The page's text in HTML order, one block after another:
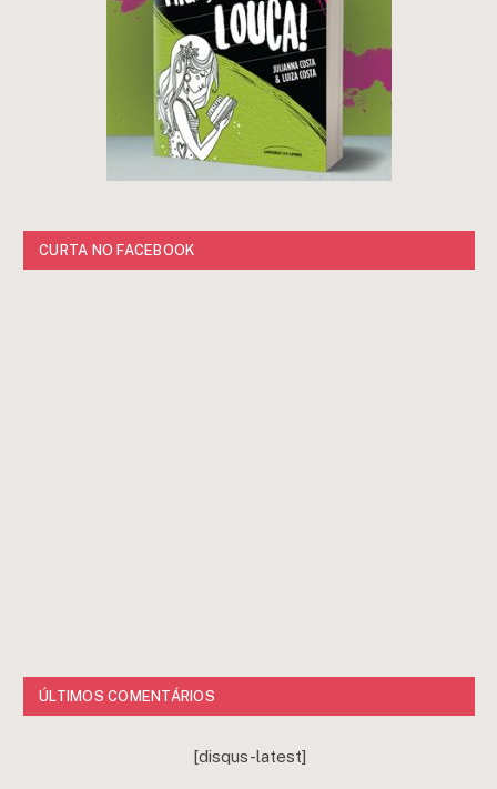
CURTA NO FACEBOOK
ÚLTIMOS COMENTÁRIOS
[disqus-latest]